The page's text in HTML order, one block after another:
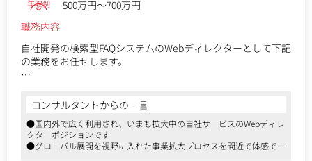
年収例
500万円～700万円
職務内容
自社開発の検索型FAQシステムのWebディレクターとして下記
の業務をお任せします。
・顧客に提供するサービスサイトのカスタマイズ作業
・納品までのスケジュール管理
・納品前後での技術的な要望に対する応対
・サービスサイトやアプリに対するUI/UXの改善提案
・既存のFAQコンテンツの収集、移行など
コンサルタントからの一言
●国内外で広く利用され、いまも拡大中の自社サービスのWebディレ
クターポジションです
●グローバル展開を視野に入れた事業拡大プロセスを間近で体感で